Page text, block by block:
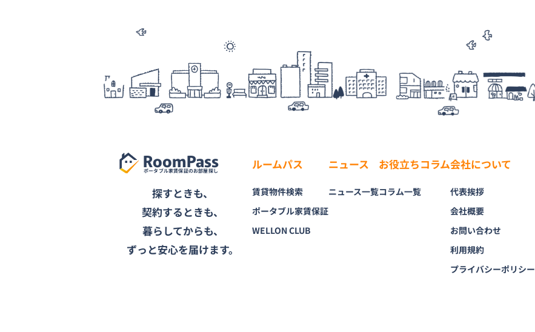
RoomPass
ポータブル家賃保証のお部屋探し
探すときも、
契約するときも、
暮らしてからも、
ずっと安心を届けます。
ルームパス
賃貸物件検索
ポータブル家賃保証
WELLON CLUB
ニュース
ニュース一覧
お役立ちコラム
コラム一覧
会社について
代表挨拶
会社概要
お問い合わせ
利用規約
プライバシーポリシー